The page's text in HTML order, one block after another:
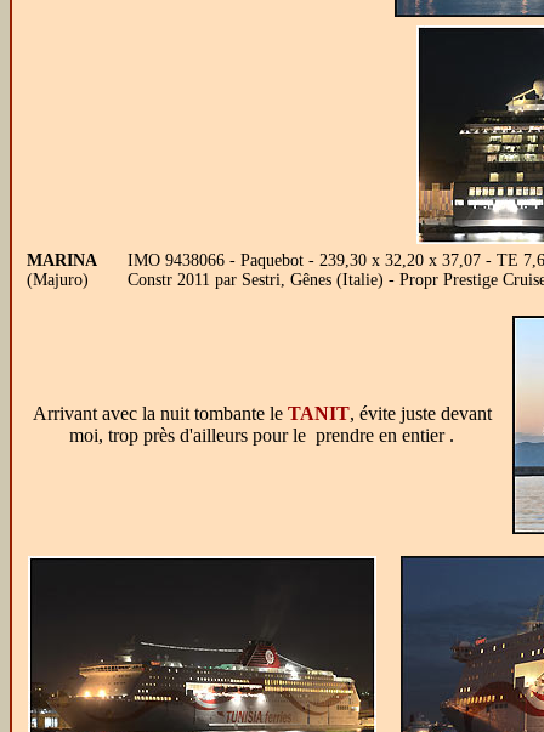
MARINA
(Majuro)
IMO 9438066 - Paquebot - 239,30 x 32,20 x 37,07 - TE
Constr 2011 par Sestri, Gênes (Italie) - Propr Prestige
Arrivant avec la nuit tombante le TANIT, évite juste devant
moi, trop près d'ailleurs pour le prendre en entier .